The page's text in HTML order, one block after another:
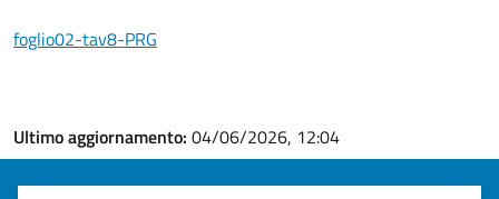
foglio02-tav8-PRG
Ultimo aggiornamento: 04/06/2026, 12:04